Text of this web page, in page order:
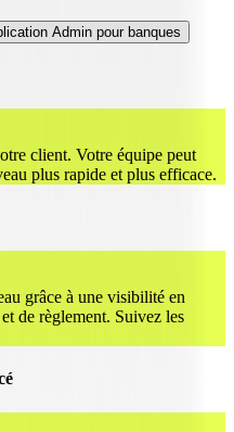
Admin pour banques
client. Votre équipe peut
plus rapide et plus efficace.
grâce à une visibilité en
de règlement. Suivez les